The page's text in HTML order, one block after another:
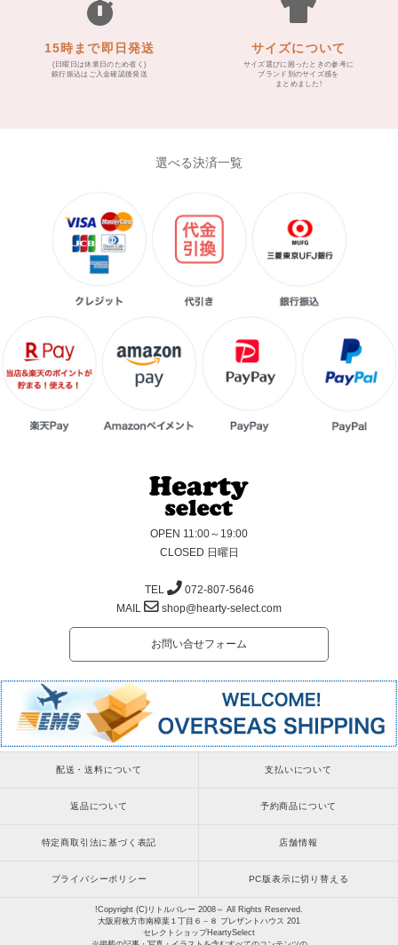
15時まで即日発送
(日曜日は休業日のため省く)
銀行振込はご入金確認後発送
サイズについて
サイズ選びに困ったときの参考に
ブランド別のサイズ感を
まとめました!
選べる決済一覧
OPEN 11:00～19:00
CLOSED 日曜日
TEL
072-807-5646
MAIL
shop@hearty-select.com
お問い合せフォーム
配送・送料について 支払いについて
返品について 予約商品について
特定商取引法に基づく表記 店舗情報
プライバシーポリシー PC版表示に切り替える
!Copyright (C)リトルバレー 2008～ All Rights Reserved.
大阪府枚方市南樟葉１丁目６－８ プレザントハウス 201
セレクトショップHeartySelect